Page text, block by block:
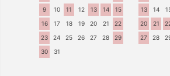
9
10 11 12 13 14
15
16
17 18 19 20 21
22
23
24 25 26 27 28
29
30
31
13
14
20
21
27
28